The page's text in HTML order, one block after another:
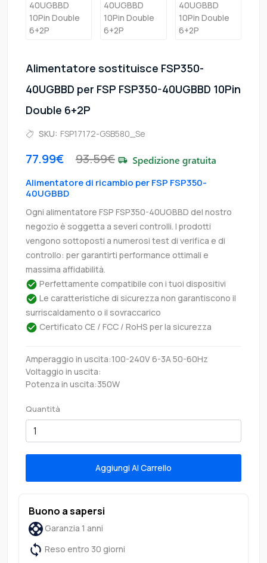
Alimentatore sostituisce FSP350-
40UGBBD per FSP FSP350-40UGBBD 10Pin
Double 6+2P
SKU: FSP17172-GSB580_Se
77.99€ 93.59€
Alimentatore di ricambio per FSP FSP350-
40UGBBD
Ogni alimentatore FSP FSP350-40UGBBD del nostro
negozio è soggetta a severi controlli. I prodotti
vengono sottoposti a numerosi test di verifica e di
controllo: per garantirti performance ottimali e
massima affidabilità.
Perfettamente compatibile con i tuoi dispositivi
Le caratteristiche di sicurezza non garantiscono il
surriscaldamento o il sovraccarico
Certificato CE / FCC / RoHS per la sicurezza
Amperaggio in uscita:100-240V 6-3A 50-60Hz
Voltaggio in uscita:
Potenza in uscita:350W
Quantità
Aggiungi Al Carrello
Buono a sapersi
Garanzia 1 anni
Reso entro 30 giorni